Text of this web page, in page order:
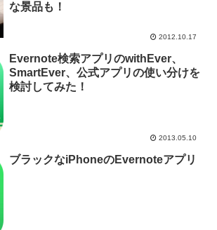
な景品も！
2012.10.17
Evernote検索アプリのwithEver、
SmartEver、公式アプリの使い分けを
検討してみた！
2013.05.10
ブラックなiPhoneのEvernoteアプリ